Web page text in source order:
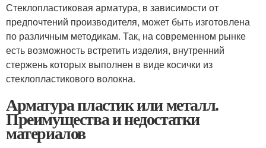
Стеклопластиковая арматура, в зависимости от
предпочтений производителя, может быть изготовлена
по различным методикам. Так, на современном рынке
есть возможность встретить изделия, внутренний
стержень которых выполнен в виде косички из
стеклопластикового волокна.
Арматура пластик или металл.
Преимущества и недостатки
материалов